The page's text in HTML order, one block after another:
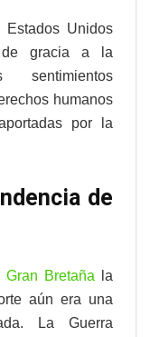
Estados Unidos
de gracia a la
sentimientos
humanos
por la
de
Gran Bretañala
aún era una
La Guerra